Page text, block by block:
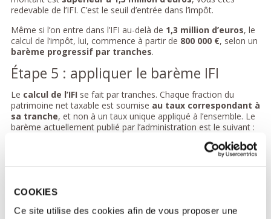
COOKIES
Ce site utilise des cookies afin de vous proposer une
redevable de l’IFI. C’est le seuil d’entrée dans l’impôt.
Même si l’on entre dans l’IFI au-delà de 1,3 million d’euros, le
calcul de l’impôt, lui, commence à partir de 800 000 €, selon un
barème progressif par tranches.
Étape 5 : appliquer le barème IFI
Le calcul de l’IFI se fait par tranches. Chaque fraction du
patrimoine net taxable est soumise au taux correspondant à
sa tranche, et non à un taux unique appliqué à l’ensemble. Le
barème actuellement publié par l’administration est le suivant :
net taxable
Jusqu'à 800 000 € 0 %